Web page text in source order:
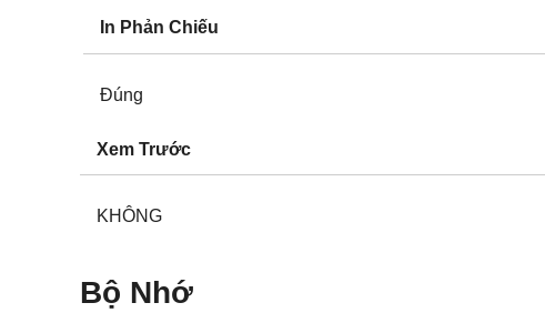
In Phản Chiếu
Đúng
Xem Trước
KHÔNG
Bộ Nhớ